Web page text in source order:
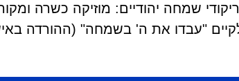
שמחה יהודיים: מוזיקה כשרה
"עבדו את ה' בשמחה" (ההורדה